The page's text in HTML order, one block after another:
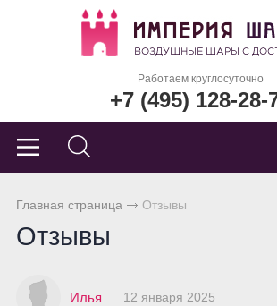
Работаем круглосуточно
+7 (495) 128-28-
Главная страница Отзывы
Отзывы
Илья 12 января 2025